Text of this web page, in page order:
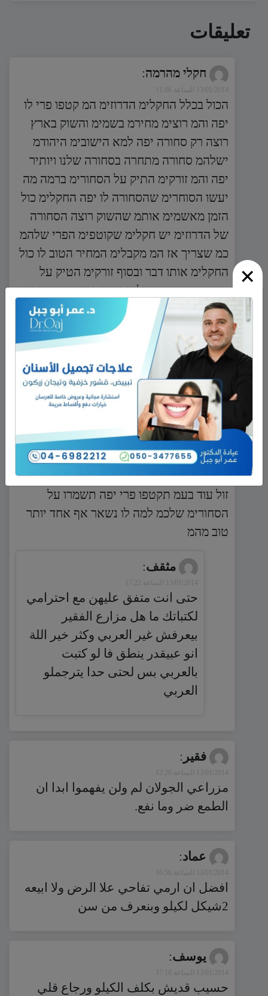
×
تعليقات
חקלי מהרמה:
13/01/2014 الساعة 11:06
הכול בכלל החקלימ הדרוזימ המ קטפו פרי לו
יפה והמ רוצימ מחירמ בשמימ והשוק בארץ
רוצה רק סחורה יפה למא הישובימ היהודמ
ישלהמ סחורה מתחרה בסחורה שלנו ויותיר
יפה והמ זורקימ התיק על הסחורימ ברמה מה
יעשו הסוחרימ שהסחורה לו יפה החקלימ כול
הזמן מאשמימ אותמ שהשוק רוצה הסחורה
של הדרוזימ יש חקלימ שקוטפימ הפרי שלהמ
כמ שצריך אז המ מקבלימ המחיר הטוב לו כול
החקלימ אותו דבר ובסוף זורקימ הטיק על
סחורימ הדרוזימ כול הסחורימ שהיו אז מזמן
בשטו רגל והפסידו הרבה כסף בכלל הפרי שלו
יפה כמ איציק דויק רפואה מיורשלימ גבעתי
ועוד ועוד אין סוחרימ בסטות באימ כמו שהיו
באימ מזמאן הכול בכלל הפרי המ הפסידו
הרבה אנחנו לא רואימ אותמ בגרורימ שלנו רק
נשאר הסוחרימ הדרוזימ גמ כולמ בבעיה בבנק
כולמ במניס בכלל הפסדימ שהמ מפסדימ
מהתבוח שקונימ בככל כך תשמרו על הסוחרימ
שלכמ לו נשאר אחד מהמרכז שבא לרמת
הגולן לקנות היבו מחוץ הארץ יותר יפה ויותר
זול עוד בעמ תקטפו פרי יפה תשמרו על
הסחורימ שלכמ למה לו נשאר אף אחד יותר
טוב מהמ
مثقف:
13/01/2014 الساعة 17:22
حتى انت متفق عليهن مع احترامي
لكتباتك ما هل مزارع الفقير
بيعرفش غير العربي وكثر خير اللة
انو عبيقدر ينطق فا لو كتبت
بالعربي بس لحتى حدا يترجملو
العربي
فقير :
13/01/2014 الساعة 12:26
مزراعي الجولان لم ولن يفهموا ابدا ان
الطمع ضر وما نفع.
عماد:
13/01/2014 الساعة 16:56
افضل ان ارمي تفاحي علا الرض ولا ابيعه
2شيكل لكيلو وبنعرف من سن
يوسف:
13/01/2014 الساعة 17:10
حسيب قديش بكلف الكيلو ورجاع قلي